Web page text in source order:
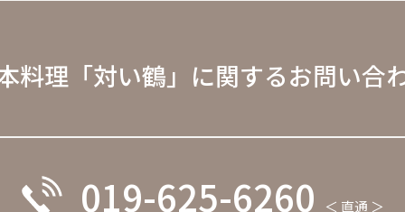
料理「対い鶴」に関するお問い合
019-625-6260 ＜ 直通 ＞